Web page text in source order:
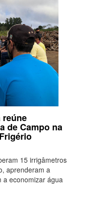
reúne
de Campo na
15 irrigâmetros
aprenderam a
a economizar água